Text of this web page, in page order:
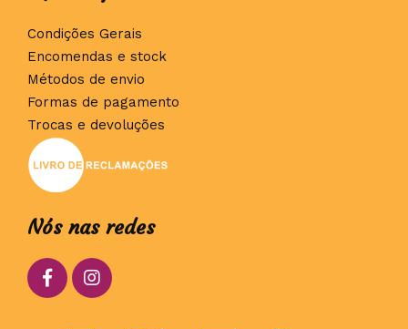
Condições Gerais
Encomendas e stock
Métodos de envio
Formas de pagamento
Trocas e devoluções
Nós nas redes